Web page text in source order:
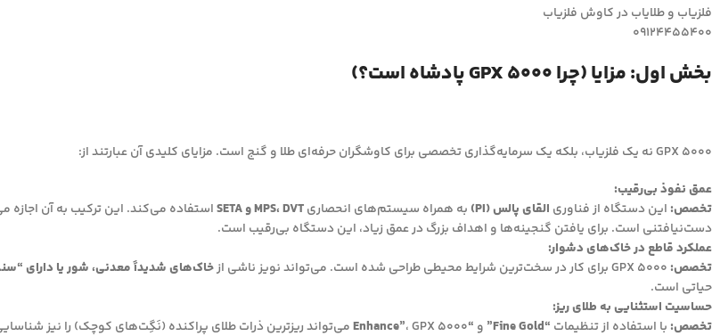
فلزیاب و طلایاب در کاوش فلزیاب
09124455400
بخش اول: مزایا (چرا GPX 5000 پادشاه است؟)
GPX 5000 نه یک فلزیاب، بلکه یک سرمایه‌گذاری تخصصی برای کاوشگران حرفه‌ای طلا و گنج است. مزایای کلیدی آن عبارتند از:
عمق نفوذ بی‌رقیب:
تخصص: این دستگاه از فناوری القای پالس (PI) به همراه سیستم‌های انحصاریMPS، DVT و SETA استفاده می‌کند. این ترکیب به آن اجازه
دست‌نیافتنی است. برای یافتن گنجینه‌ها و اهداف بزرگ در عمق زیاد، این دستگاه بی‌رقیب است.
عملکرد قاطع در خاک‌های دشوار:
تخصص:
خاک‌های شدیداً معدنی، شور یا دارای
حیاتی است.
حساسیت استثنایی به طلای ریز:
تخصص: با استفاده از تنظیمات “Fine Gold” و “Enhance”، GPX 5000 می‌تواند ریزترین ذرات طلای پراکنده (نَگِت‌های کوچک) را نیز شناسایی کند. این موضوع شانس موفقیت را در مناطق طلاخیز به شدت افزایش می‌دهد.